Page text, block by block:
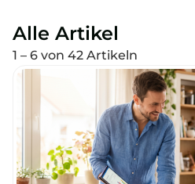
Alle Artikel
1 – 6 von 42 Artikeln